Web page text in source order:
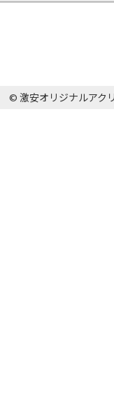
© 激安オリジナルアク